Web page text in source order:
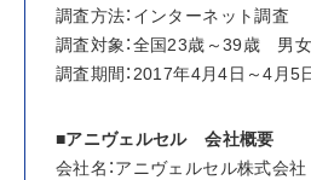
調査方法：インターネット調査
調査対象：全国23歳～39歳　男
調査期間：2017年4月4日～4月5
■アニヴェルセル　会社概要
会社名：アニヴェルセル株式会社